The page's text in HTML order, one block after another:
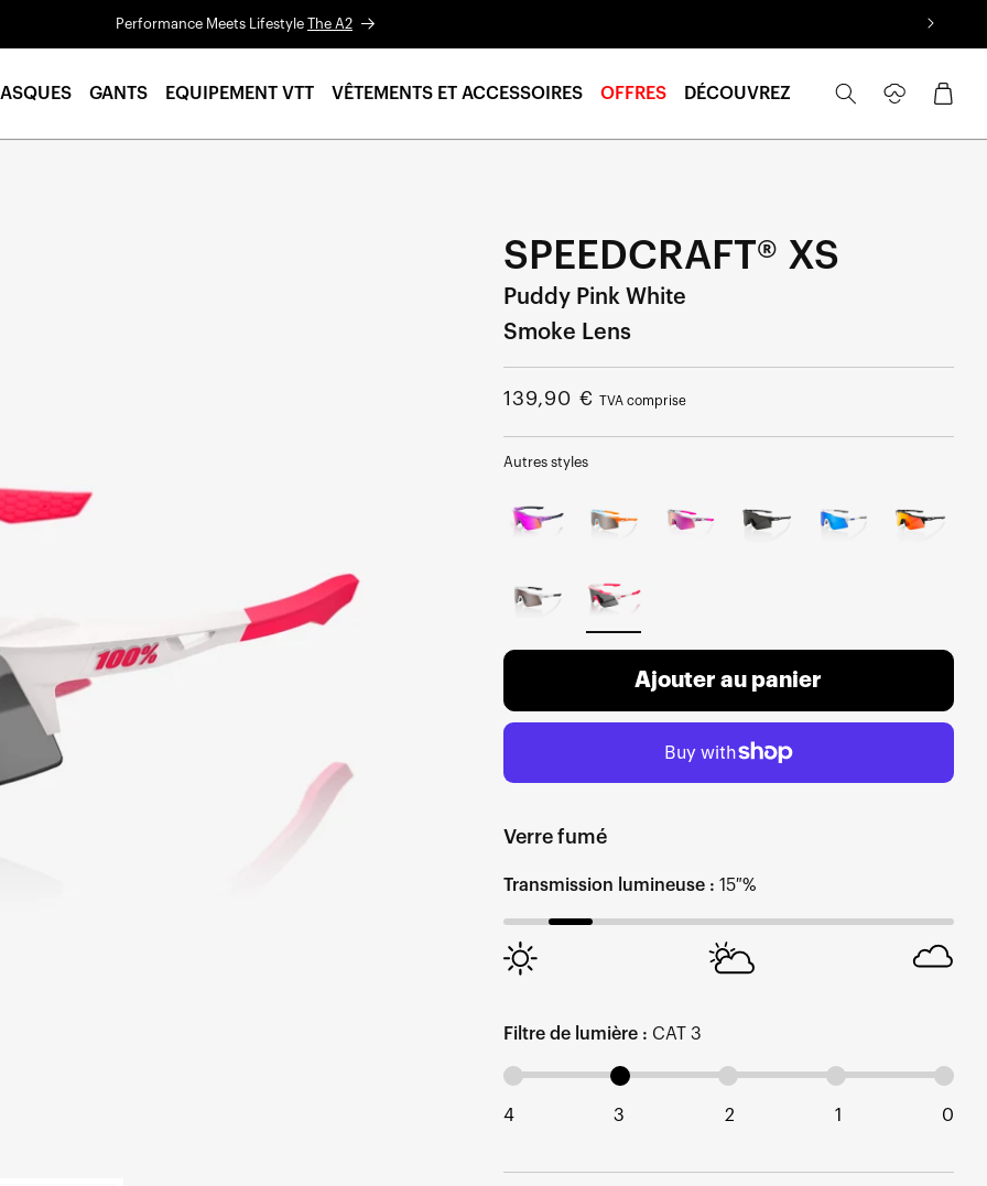
Performance Meets Lifestyle The A2
GANTS EQUIPEMENT VTT VÊTEMENTS ET ACCESSOIRES OFFRES DÉCOUVREZ
connecter
Panier
SPEEDCRAFT® XS
Puddy Pink White
Smoke Lens
Prix
139,90 € TVA comprise
Autres styles
Ajouter au panier
Verre fumé
Transmission lumineuse : 15 %
Filtre de lumière : CAT 3
4 3 2 1 0